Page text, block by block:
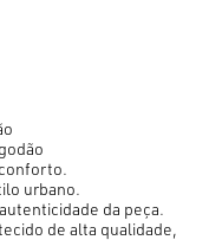
urbano.
da peça.
de alta qualidade,